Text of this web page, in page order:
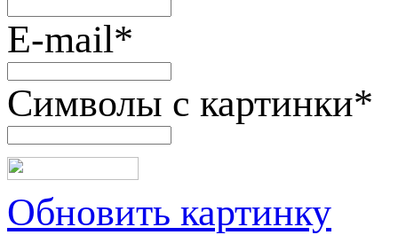
E-mail*
Символы с картинки*
Обновить картинку